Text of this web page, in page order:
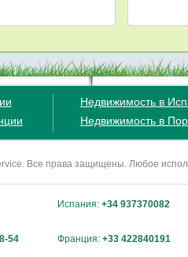
Недвижимость в
Недвижимость в
Все права защищены. Любое
Испания: +34 937370082
54 Франция: +33 422840191